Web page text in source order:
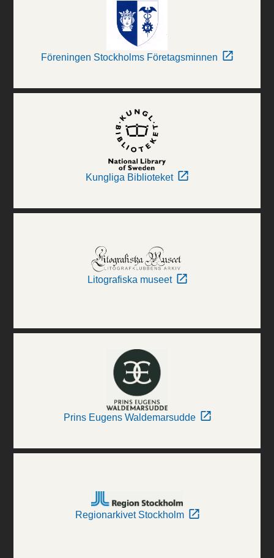
Föreningen Stockholms Företagsminnen
Kungliga Biblioteket
Litografiska museet
Prins Eugens Waldemarsudde
Regionarkivet Stockholm